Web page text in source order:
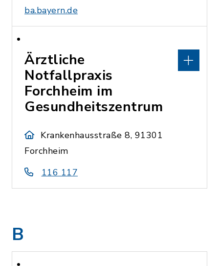
ba.bayern.de
Ärztliche
Notfallpraxis
Forchheim im
Gesundheitszentrum
Krankenhausstraße 8, 91301
Forchheim
116 117
B